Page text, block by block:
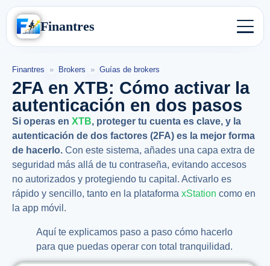
Finantres
Finantres » Brokers » Guías de brokers
2FA en XTB: Cómo activar la
autenticación en dos pasos
Si operas en XTB, proteger tu cuenta es clave, y la
autenticación de dos factores (2FA) es la mejor forma
de hacerlo. Con este sistema, añades una capa extra de
seguridad más allá de tu contraseña, evitando accesos
no autorizados y protegiendo tu capital. Activarlo es
rápido y sencillo, tanto en la plataforma xStation como en
la app móvil.
Aquí te explicamos paso a paso cómo hacerlo
para que puedas operar con total tranquilidad.